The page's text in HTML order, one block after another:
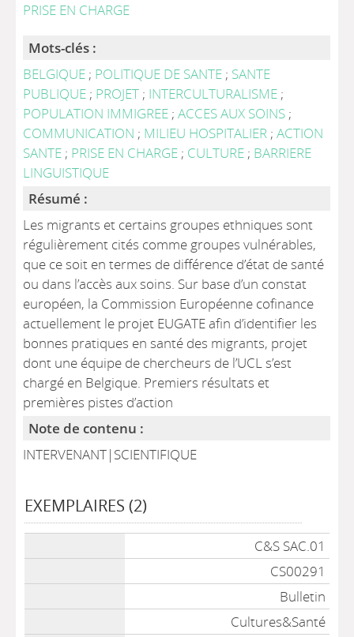
PRISE EN CHARGE
Mots-clés :
BELGIQUE ; POLITIQUE DE SANTE ; SANTE
PUBLIQUE ; PROJET ; INTERCULTURALISME ;
POPULATION IMMIGREE ;ACCES AUX SOINS ;
COMMUNICATION ; MILIEU HOSPITALIER ;ACTION
SANTE ; PRISE EN CHARGE ; CULTURE ; BARRIERE
LINGUISTIQUE
Résumé :
Les migrants et certains groupes ethniques sont
régulièrement cités comme groupes vulnérables,
que ce soit en termes de différence d’état de santé
ou dans l’accès aux soins. Sur base d’un constat
européen, la Commission Européenne cofinance
actuellement le projet EUGATE afin d’identifier les
bonnes pratiques en santé des migrants, projet
dont une équipe de chercheurs de l’UCL s’est
chargé en Belgique. Premiers résultats et
premières pistes d’action
Note de contenu :
INTERVENANT|SCIENTIFIQUE
EXEMPLAIRES (2)
C&S SAC.01
CS00291
Bulletin
Cultures&Santé